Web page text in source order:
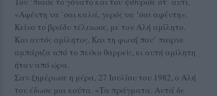
«Αφέντη να ’σαι καλά, γερός να ‘σαι αφέντη».
Κείνο το βράδυ τέλειωσε, με τον Αλή αμίλητο.
Και αυτός αμίλητος. Και τη φωνή που’ παιρνε
αμπάριζα από το πεύκο θαρρείς, κι αυτή αμίλητη
ήταν από ώρα.
Σαν ξημέρωσε η μέρα, 27 Ιουλίου του 1982, ο Αλή
του έδωσε μια κούτα. «Τα πράγματα. Αυτά δε